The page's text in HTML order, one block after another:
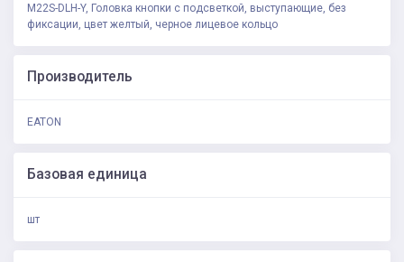
M22S-DLH-Y, Головка кнопки с подсветкой, выступающие, без
фиксации, цвет желтый, черное лицевое кольцо
Производитель
EATON
Базовая единица
шт